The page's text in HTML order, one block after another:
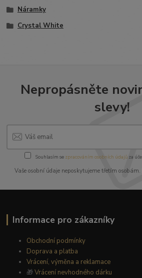
Náramky
Crystal White
Nepropásněte
slevy!
Souhlasím se zpracováním osobních údajůza
Vaše osobní údaje neposkytujeme třetím
Informace pro zákazníky
Obchodní podmínky
Doprava a platba
Vrácení, výměna a reklamace
🎁Vrácení nevhodného dárku